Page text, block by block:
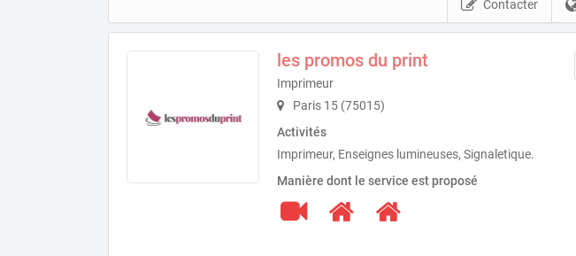
Contacter
les promos du print
Imprimeur
Paris 15 (75015)
Activités
Imprimeur, Enseignes lumineuses, Signaletique.
Manière dont le service est proposé